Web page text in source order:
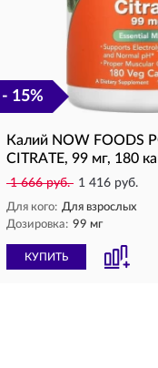
- 15%
Калий NOW FOODS
CITRATE, 99 мг, 180
1 666 руб. 1 416 руб.
Для кого: Для взрослых
Дозировка: 99 мг
КУПИТЬ